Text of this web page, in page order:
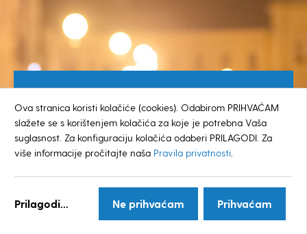
0800 385 048
© GRAD KOPRIVNICA
Ova stranica koristi kolačiće (cookies). Odabirom PRIHVAĆAM
slažete se s korištenjem kolačića za koje je potrebna Vaša
suglasnost. Za konfiguraciju kolačića odaberi PRILAGODI. Za
više informacije pročitajte naša Pravila privatnosti
Prilagodi... Ne prihvaćam Prihvaćam